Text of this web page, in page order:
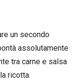
un secondo
assolutamente
tra carne e salsa
ricotta.